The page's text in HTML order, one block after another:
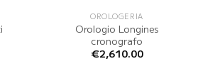
OROLOGERIA
Orologio Longines
cronografo
€2,610.00